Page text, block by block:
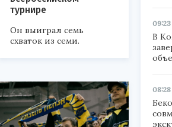
турнире
Он выиграл семь
схваток из семи.
09:23
В
08:28